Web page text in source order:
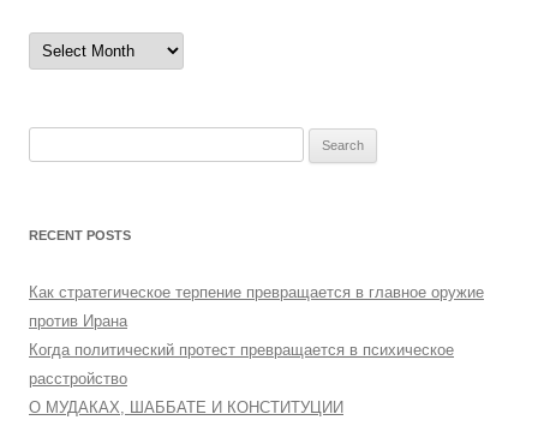
Archives
RECENT POSTS
Как стратегическое терпение превращается в главное оружие
против Ирана
Когда политический протест превращается в психическое
расстройство
О МУДАКАХ, ШАББАТЕ И КОНСТИТУЦИИ